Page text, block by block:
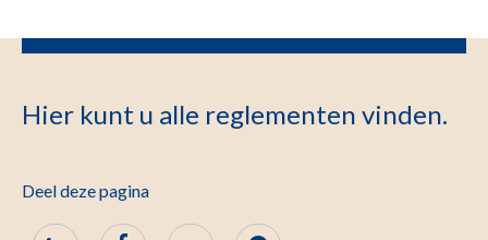
Hier kunt u alle reglementen vinden.
Deel deze pagina